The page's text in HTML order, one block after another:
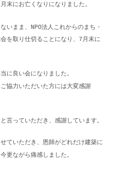
末にお亡くなりになりました。
いまま、NPO法人これからのまち・
を取り仕切ることになり、7月末に
に良い会になりました。
協力いただいた方には大変感謝
言っていただき、感謝しています。
ていただき、恩師がどれだけ建築に
更ながら痛感しました。